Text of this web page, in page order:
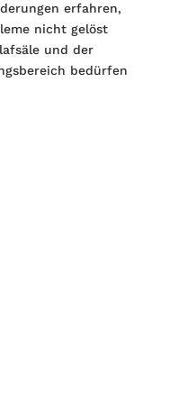
erfahren,
nicht gelöst
und der
bedürfen